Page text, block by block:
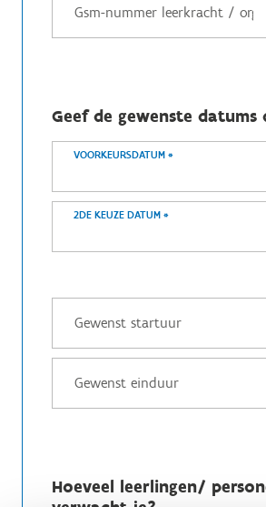
Geef de gewenste datums
VOORKEURSDATUM *
2DE KEUZE DATUM *
Hoeveel leerlingen/